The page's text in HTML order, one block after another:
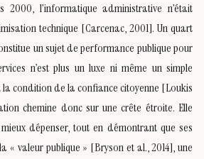
2000, l’informatique administrative n’était
technique [Carcenac, 2001]. Un quart
un sujet de performance publique pour
n’est plus un luxe ni même un simple
la condition de la confiance citoyenne [Loukis
chemine donc sur une crête étroite. Elle
dépenser, tout en démontrant que ses
« valeur publique » [Bryson et al., 2014], une